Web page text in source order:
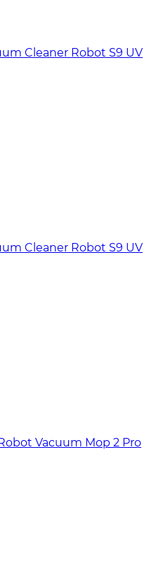
Cleaner Robot S9 UV
Cleaner Robot S9 UV
Vacuum Mop 2 Pro